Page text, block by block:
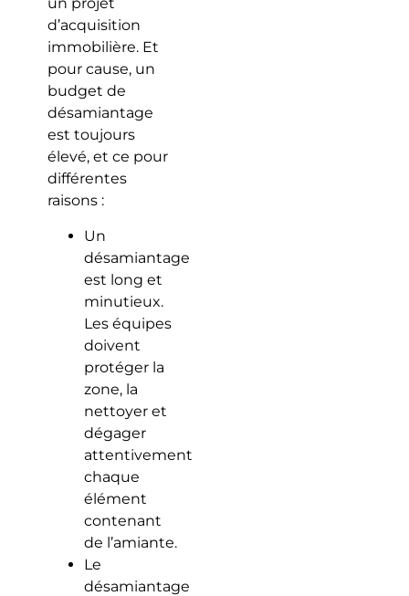
d’acquisition
immobilière. Et
pour cause, un
budget de
désamiantage
est toujours
élevé, et ce pour
différentes
raisons :
Un
désamiantage
est long et
minutieux.
Les équipes
doivent
protéger la
zone, la
nettoyer et
dégager
attentivement
chaque
élément
contenant
de l’amiante.
Le
désamiantage